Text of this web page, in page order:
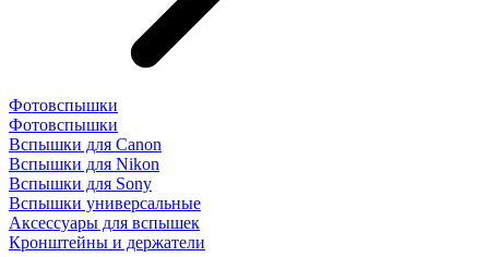
Фотовспышки
Фотовспышки
Вспышки для Canon
Вспышки для Nikon
Вспышки для Sony
Вспышки универсальные
Аксесcуары для вспышек
Кронштейны и держатели